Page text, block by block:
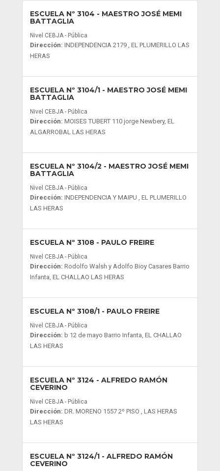
ESCUELA Nº 3104 - MAESTRO JOSÉ MEMI
BATTAGLIA
Nivel CEBJA - Pública
Dirección: INDEPENDENCIA 2179 , EL PLUMERILLO LAS
HERAS
ESCUELA Nº 3104/1- MAESTRO JOSÉ MEMI
BATTAGLIA
Nivel CEBJA - Pública
Dirección: MOISES TUBERT 110 jorge Newbery, EL
ALGARROBAL LAS HERAS
ESCUELA Nº 3104/2 - MAESTRO JOSÉ MEMI
BATTAGLIA
Nivel CEBJA - Pública
Dirección: INDEPENDENCIA Y MAIPU , EL PLUMERILLO
LAS HERAS
ESCUELA Nº 3108- PAULO FREIRE
Nivel CEBJA - Pública
Dirección: Rodolfo Walsh y Adolfo Bioy Casares Barrio
Infanta, EL CHALLAO LAS HERAS
ESCUELA Nº 3108/1- PAULO FREIRE
Nivel CEBJA - Pública
Dirección: b 12 de mayo Barrio Infanta, EL CHALLAO
LAS HERAS
ESCUELA Nº 3124 - ALFREDO RAMÓN
CEVERINO
Nivel CEBJA - Pública
Dirección: DR. MORENO 1557 2º PISO , LAS HERAS
LAS HERAS
ESCUELA Nº 3124/1- ALFREDO RAMÓN
CEVERINO